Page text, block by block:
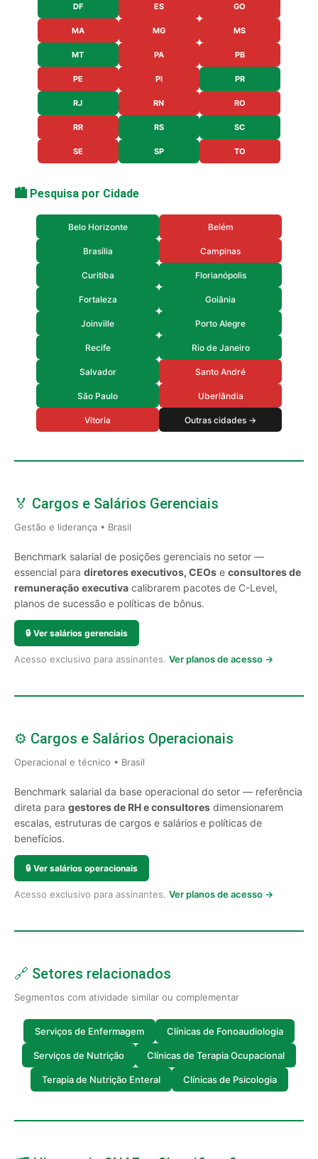
DF ES GO
MA MG MS
MT PA PB
PE PI PR
RJ RN RO
RR RS SC
SE SP TO
🏙️ Pesquisa por Cidade
Belo Horizonte Belém
Brasília Campinas
Curitiba Florianópolis
Fortaleza Goiânia
Joinville Porto Alegre
Recife Rio de Janeiro
Salvador Santo André
São Paulo Uberlândia
Vitoria Outras cidades →
🏅 Cargos e Salários Gerenciais
Gestão e liderança • Brasil
Benchmark salarial de posições gerenciais no setor —
essencial para diretores executivos, CEOs e consultores de
remuneração executiva calibrarem pacotes de C-Level,
planos de sucessão e políticas de bônus.
🔒 Ver salários gerenciais
Acesso exclusivo para assinantes. Ver planos de acesso →
⚙️ Cargos e Salários Operacionais
Operacional e técnico • Brasil
Benchmark salarial da base operacional do setor — referência
direta para gestores de RH e consultores dimensionarem
escalas, estruturas de cargos e salários e políticas de
benefícios.
🔒 Ver salários operacionais
Acesso exclusivo para assinantes. Ver planos de acesso →
🔗 Setores relacionados
Segmentos com atividade similar ou complementar
Serviços de Enfermagem Clínicas de Fonoaudiologia
Serviços de Nutrição Clínicas de Terapia Ocupacional
Terapia de Nutrição Enteral Clínicas de Psicologia